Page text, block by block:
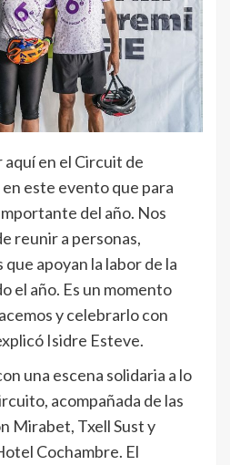
aquí en el Circuit de
este evento que para
del año. Nos
reunir a personas,
apoyan la labor de la
el año. Es un momento
y celebrarlo con
Isidre Esteve.
una escena solidaria a lo
acompañada de las
Mirabet, Txell Sust y
Cochambre. El